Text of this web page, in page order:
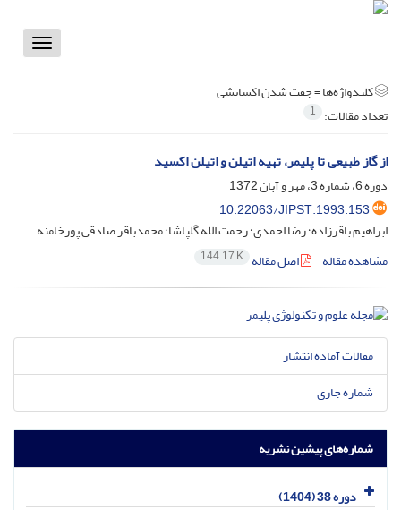
Toggle
کلیدواژه‌ها =جفت شدن اکسایشی
تعداد مقالات: 1
از گاز طبیعی تا پلیمر، تهیه اتیلن و اتیلن اکسید
دوره 6، شماره 3، مهر و آبان 1372
10.22063/JIPST.1993.153
ابراهیم باقرزاده؛ رضا احمدی؛ رحمت الله گلپاشا؛ محمدباقر صادقی پورخامنه
مشاهده مقاله
اصل مقاله 144.17 K
مقالات آماده انتشار
شماره جاری
شماره‌های پیشین نشریه
دوره 38 (1404)